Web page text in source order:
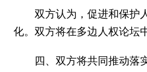
双方认为，促进和保护
化。双方将在多边人权论坛
四、双方将共同推动落